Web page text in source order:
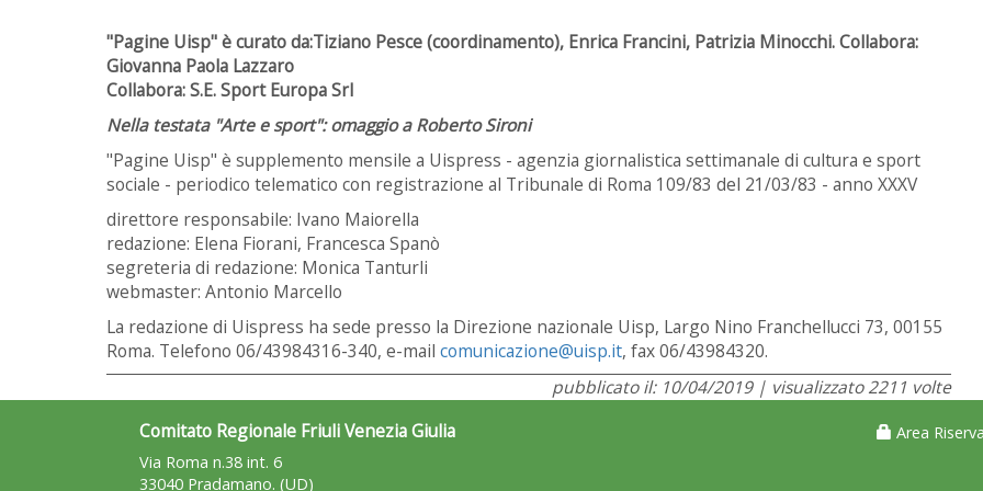
"Pagine Uisp" è curato da:Tiziano Pesce (coordinamento), Enrica Francini, Patrizia Minocchi. Collabora:
Giovanna Paola Lazzaro
Collabora: S.E. Sport Europa Srl
Nella testata "Arte e sport": omaggio a Roberto Sironi
"Pagine Uisp" è supplemento mensile a Uispress - agenzia giornalistica settimanale di cultura e sport
sociale - periodico telematico con registrazione al Tribunale di Roma 109/83 del 21/03/83 - anno XXXV
direttore responsabile: Ivano Maiorella
redazione: Elena Fiorani, Francesca Spanò
segreteria di redazione: Monica Tanturli
webmaster: Antonio Marcello
La redazione di Uispress ha sede presso la Direzione nazionale Uisp, Largo Nino Franchellucci 73, 00155
Roma. Telefono 06/43984316-340, e-mail comunicazione@uisp.it, fax 06/43984320.
pubblicato il: 10/04/2019 | visualizzato 2211 volte
Comitato Regionale Friuli Venezia Giulia
Via Roma n.38 int. 6
33040 Pradamano. (UD)
Area